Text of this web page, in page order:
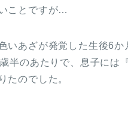
ことですが…
いあざが発覚した生後6か
半のあたりで、息子には
たのでした。